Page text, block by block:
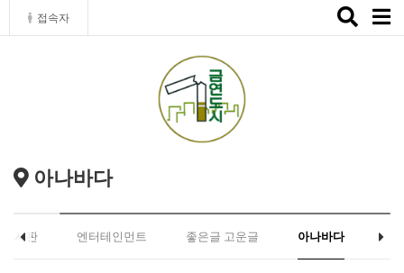
접속자
Toggle
아나바다
게시판 엔터테인먼트 좋은글 고운글 아나바다